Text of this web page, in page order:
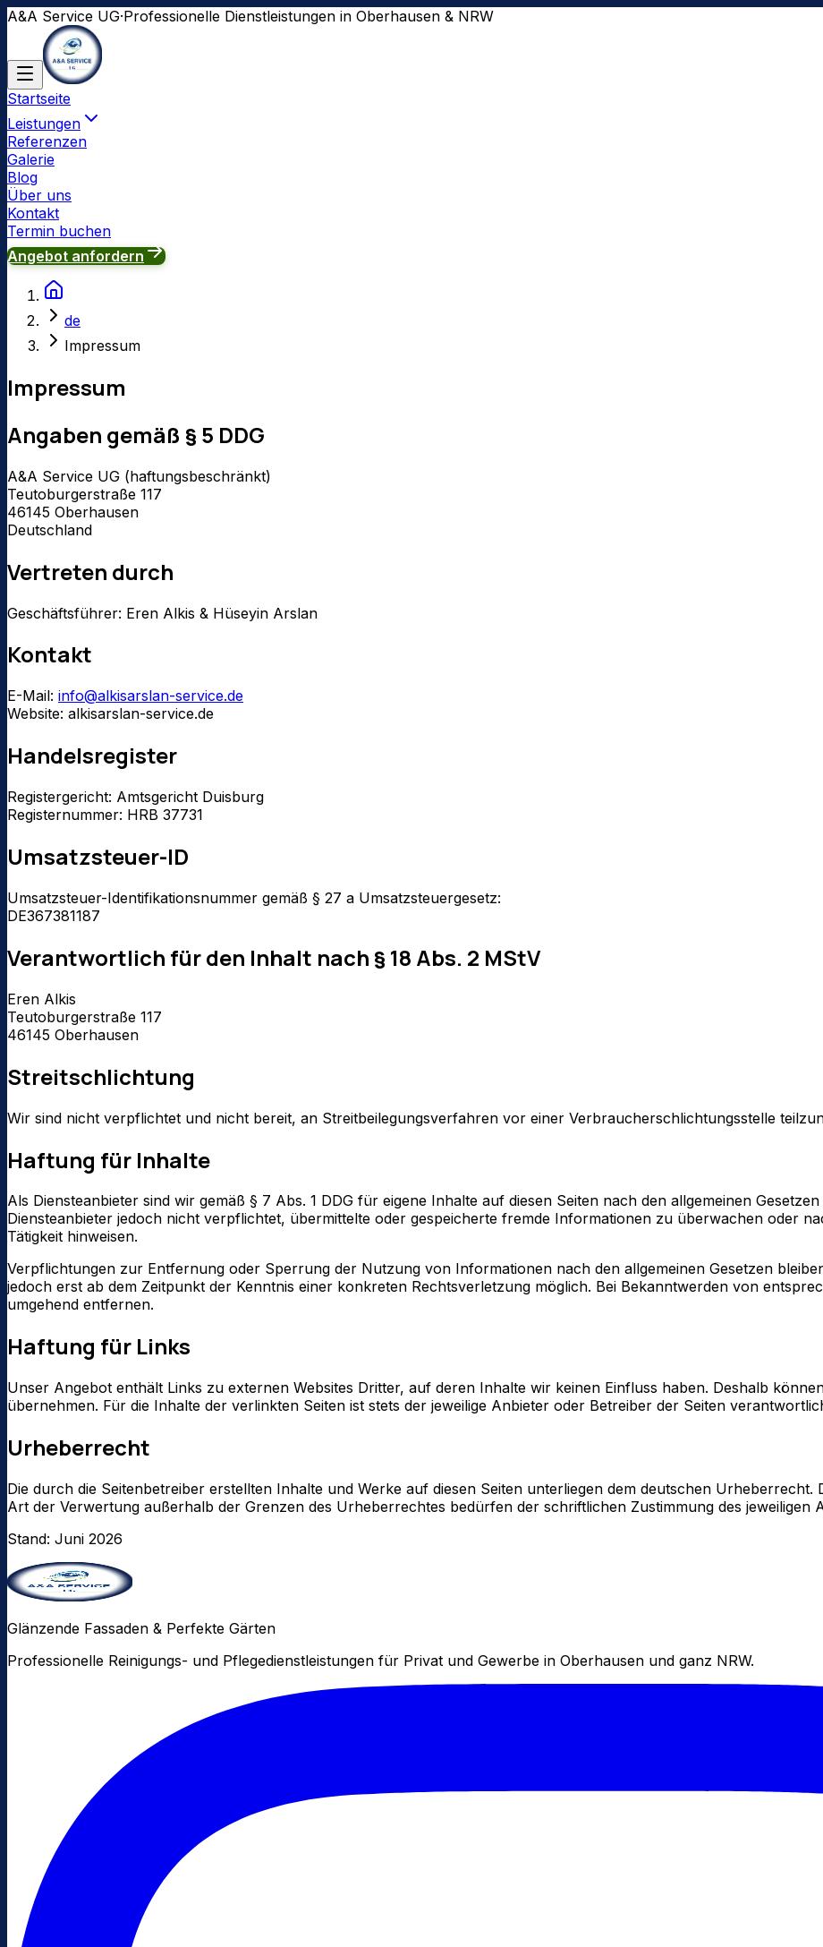
A&A Service UG·Professionelle Dienstleistungen in Oberhausen & NRW
Startseite
Leistungen
Referenzen
Galerie
Blog
Über uns
Kontakt
Termin buchen
Angebot anfordern
de
Impressum
Impressum
Angaben gemäß § 5 DDG
A&A Service UG (haftungsbeschränkt)
Teutoburgerstraße 117
46145 Oberhausen
Deutschland
Vertreten durch
Geschäftsführer: Eren Alkis & Hüseyin Arslan
Kontakt
E-Mail: info@alkisarslan-service.de
Website: alkisarslan-service.de
Handelsregister
Registergericht: Amtsgericht Duisburg
Registernummer: HRB 37731
Umsatzsteuer-ID
Umsatzsteuer-Identifikationsnummer gemäß § 27 a Umsatzsteuergesetz:
DE367381187
Verantwortlich für den Inhalt nach § 18 Abs. 2 MStV
Eren Alkis
Teutoburgerstraße 117
46145 Oberhausen
Streitschlichtung
Wir sind nicht verpflichtet und nicht bereit, an Streitbeilegungsverfahren vor einer Verbraucherschlichtungsstelle
Haftung für Inhalte
Als Diensteanbieter sind wir gemäß § 7 Abs. 1 DDG für eigene Inhalte auf diesen Seiten nach den allgemeinen
Diensteanbieter jedoch nicht verpflichtet, übermittelte oder gespeicherte fremde Informationen zu überwachen oder
Tätigkeit hinweisen.
Verpflichtungen zur Entfernung oder Sperrung der Nutzung von Informationen nach den allgemeinen Gesetzen
jedoch erst ab dem Zeitpunkt der Kenntnis einer konkreten Rechtsverletzung möglich. Bei Bekanntwerden von
umgehend entfernen.
Haftung für Links
Unser Angebot enthält Links zu externen Websites Dritter, auf deren Inhalte wir keinen Einfluss haben. Deshalb
übernehmen. Für die Inhalte der verlinkten Seiten ist stets der jeweilige Anbieter oder Betreiber der Seiten
Urheberrecht
Die durch die Seitenbetreiber erstellten Inhalte und Werke auf diesen Seiten unterliegen dem deutschen
Art der Verwertung außerhalb der Grenzen des Urheberrechtes bedürfen der schriftlichen Zustimmung des jeweiligen
Stand: Juni 2026
Glänzende Fassaden & Perfekte Gärten
Professionelle Reinigungs- und Pflegedienstleistungen für Privat und Gewerbe in Oberhausen und ganz NRW.